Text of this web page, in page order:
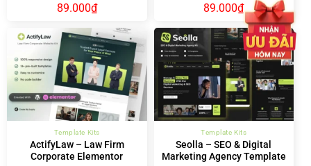
Được
hạng
0
sao
89.000₫
Được
hạng
0
5
sao
89.000₫
Template Kits
ActifyLaw – Law Firm
Corporate Elementor
Template Kits
Seolla – SEO & Digital
Marketing Agency Template